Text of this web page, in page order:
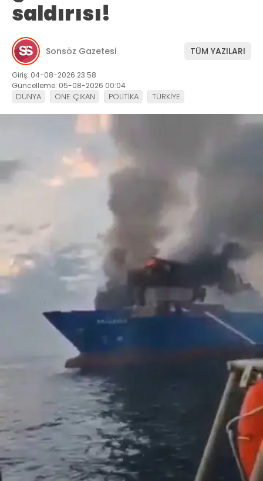
saldırısı!
Sonsöz Gazetesi TÜM YAZILARI
Giriş: 04-08-2026 23:58
Güncelleme: 05-08-2026 00:04
DÜNYA ÖNE ÇIKAN POLİTİKA TÜRKİYE